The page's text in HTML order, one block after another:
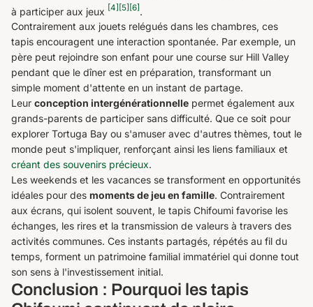
à participer aux jeux [4] [5] [6]
Contrairement aux jouets relégués dans les chambres, ces
tapis encouragent une interaction spontanée. Par exemple, un
père peut rejoindre son enfant pour une course sur Hill Valley
pendant que le dîner est en préparation, transformant un
simple moment d'attente en un instant de partage.
Leur conception intergénérationnelle permet également aux
grands-parents de participer sans difficulté. Que ce soit pour
explorer Tortuga Bay ou s'amuser avec d'autres thèmes, tout le
monde peut s'impliquer, renforçant ainsi les liens familiaux et
créant des souvenirs précieux.
Les weekends et les vacances se transforment en opportunités
idéales pour des moments de jeu en famille. Contrairement
aux écrans, qui isolent souvent, le tapis Chifoumi favorise les
échanges, les rires et la transmission de valeurs à travers des
activités communes. Ces instants partagés, répétés au fil du
temps, forment un patrimoine familial immatériel qui donne tout
son sens à l'investissement initial.
Conclusion : Pourquoi les tapis